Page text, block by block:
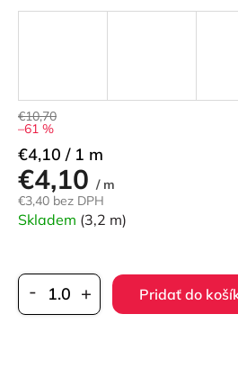
€10,70
–61 %
€4,10 / m
€3,40 bez DPH
Jednotková
cena:
€4,10 / 1 m
Skladem (3,2 m)
Pridať do